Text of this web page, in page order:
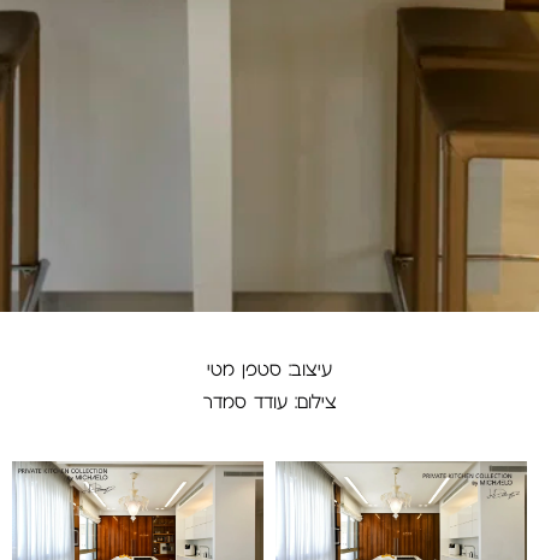
עיצוב: סטפן מטי
צילום: עודד סמדר